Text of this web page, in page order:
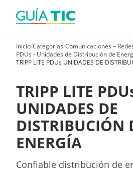
Inicio/Categorías/Comunicaciones –
PDUs - Unidades de Distribución de
TRIPP LITE PDUs UNIDADES DE
TRIPP LITE
UNIDADES DE
DISTRIBUCIÓN
ENERGÍA
Confiable distribución de